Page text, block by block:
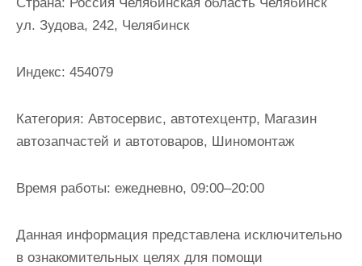
ул. Зудова, 242, Челябинск
Индекс: 454079
Категория: Автосервис, автотехцентр, Магазин
автозапчастей и автотоваров, Шиномонтаж
Время работы: ежедневно, 09:00–20:00
Данная информация представлена исключительно
в ознакомительных целях для помощи